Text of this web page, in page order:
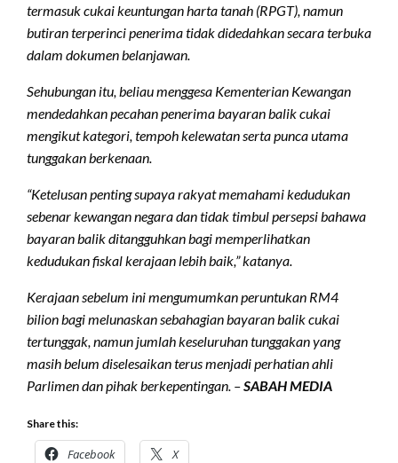
termasuk cukai keuntungan harta tanah (RPGT), namun
butiran terperinci penerima tidak didedahkan secara terbuka
dalam dokumen belanjawan.
Sehubungan itu, beliau menggesa Kementerian Kewangan
mendedahkan pecahan penerima bayaran balik cukai
mengikut kategori, tempoh kelewatan serta punca utama
tunggakan berkenaan.
“Ketelusan penting supaya rakyat memahami kedudukan
sebenar kewangan negara dan tidak timbul persepsi bahawa
bayaran balik ditangguhkan bagi memperlihatkan
kedudukan fiskal kerajaan lebih baik,” katanya.
Kerajaan sebelum ini mengumumkan peruntukan RM4
bilion bagi melunaskan sebahagian bayaran balik cukai
tertunggak, namun jumlah keseluruhan tunggakan yang
masih belum diselesaikan terus menjadi perhatian ahli
Parlimen dan pihak berkepentingan. –SABAH MEDIA
Share this:
Facebook X